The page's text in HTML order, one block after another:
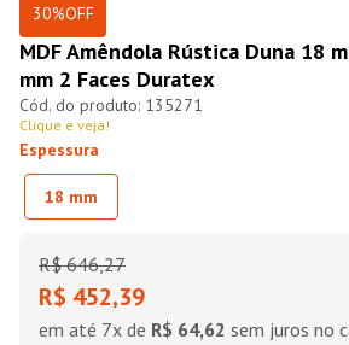
30%OFF
MDF Amêndola Rústica Duna 18
mm 2 Faces Duratex
135271
Clique e veja!
Espessura
18 mm
R$ 646,27
R$ 452,39
em até 7x de R$ 64,62 sem juros no